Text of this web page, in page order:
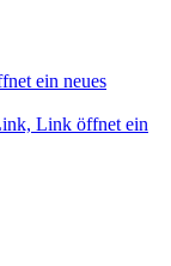
ein neues
Link öffnet ein